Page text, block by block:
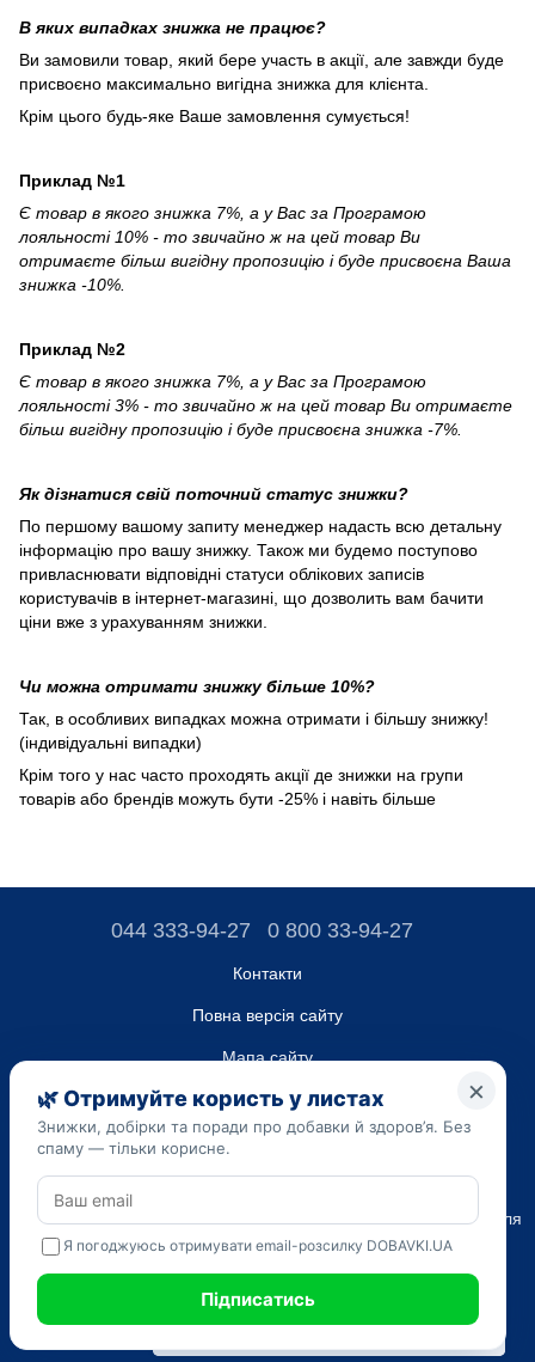
В яких випадках знижка не працює?
Ви замовили товар, який бере участь в акції, але завжди буде
присвоєно максимально вигідна знижка для клієнта.
Крім цього будь-яке Ваше замовлення сумується!
Приклад №1
Є товар в якого знижка 7%, а у Вас за Програмою
лояльності 10% - то звичайно ж на цей товар Ви
отримаєте більш вигідну пропозицію і буде присвоєна Ваша
знижка -10%.
Приклад №2
Є товар в якого знижка 7%, а у Вас за Програмою
лояльності 3% - то звичайно ж на цей товар Ви отримаєте
більш вигідну пропозицію і буде присвоєна знижка -7%.
Як дізнатися свій поточний статус знижки?
По першому вашому запиту менеджер надасть всю детальну
інформацію про вашу знижку. Також ми будемо поступово
привласнювати відповідні статуси облікових записів
користувачів в інтернет-магазині, що дозволить вам бачити
ціни вже з урахуванням знижки.
Чи можна отримати знижку більше 10%?
Так, в особливих випадках можна отримати і більшу знижку!
(індивідуальні випадки)
Крім того у нас часто проходять акції де знижки на групи
товарів або брендів можуть бути -25% і навіть більше
044 333-94-27 0 800 33-94-27
Контакти
Повна версія сайту
Мапа сайту
ТОВ “ДО ЮА”,
Код ЄДРПОУ 45223262
Дата реєстрації 14.09.2023
Наведена на сайті dobavki.ua інформація носить виключно
Ознайомчий характер. Не використовуйте нашу інформацію для
діагностики та лікування. Тільки ваш Лікуючий лікар може
САМОЛІКУВАННЯ МОЖЕ БУТИ ШКІДЛИВИМ ДЛЯ ВАШОГО